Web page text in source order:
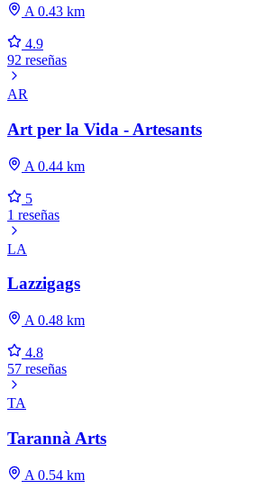
A 0.43 km
4.9
92 reseñas
AR
Art per la Vida - Artesants
A 0.44 km
5
1 reseñas
LA
Lazzigags
A 0.48 km
4.8
57 reseñas
TA
Tarannà Arts
A 0.54 km